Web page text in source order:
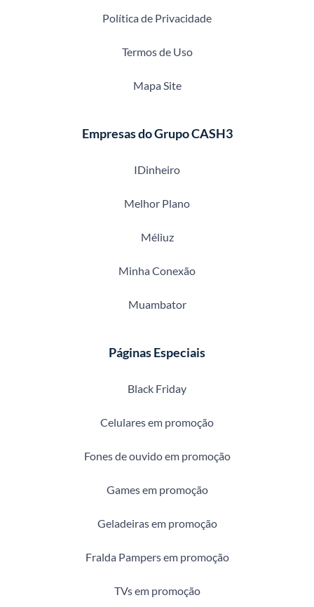
Política de Privacidade
Termos de Uso
Mapa Site
Empresas do Grupo CASH3
IDinheiro
Melhor Plano
Méliuz
Minha Conexão
Muambator
Páginas Especiais
Black Friday
Celulares em promoção
Fones de ouvido em promoção
Games em promoção
Geladeiras em promoção
Fralda Pampers em promoção
TVs em promoção